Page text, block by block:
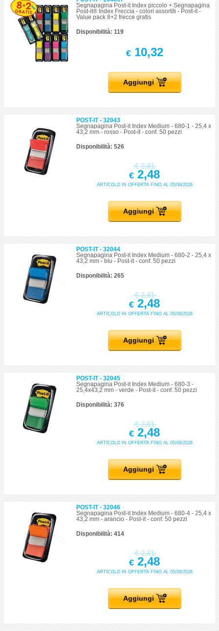
Segnapagina Post-it Index piccolo + Segnapagina
Post-it® Index Freccia - colori assortiti - Post-it -
Value pack 8+2 frecce gratis
Disponibilità: 119
€10,32
Aggiungi
POST-IT - 32043
Segnapagina Post-it Index Medium - 680-1 - 25,4 x
43,2 mm - rosso - Post-it - conf. 50 pezzi
Disponibilità: 526
€2,81
€ 2,48
ARTICOLO IN OFFERTA FINO AL 05/09/2026
Aggiungi
POST-IT - 32044
Segnapagina Post-it Index Medium - 680-2 - 25,4 x
43,2 mm - blu - Post-it - conf. 50 pezzi
Disponibilità: 265
€2,81
€ 2,48
ARTICOLO IN OFFERTA FINO AL 05/09/2026
Aggiungi
POST-IT - 32045
Segnapagina Post-it Index Medium - 680-3 -
25,4x43,2 mm - verde - Post-it - conf. 50 pezzi
Disponibilità: 376
€2,81
€ 2,48
ARTICOLO IN OFFERTA FINO AL 05/09/2026
Aggiungi
POST-IT - 32046
Segnapagina Post-it Index Medium - 680-4 - 25,4 x
43,2 mm - arancio - Post-it - conf. 50 pezzi
Disponibilità: 414
€2,81
€ 2,48
ARTICOLO IN OFFERTA FINO AL 05/09/2026
Aggiungi